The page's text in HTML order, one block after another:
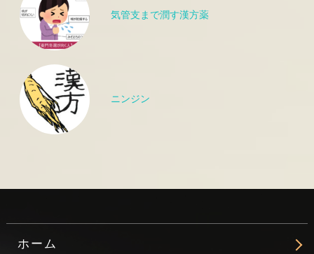
気管支まで潤す漢方薬
ニンジン
ホーム